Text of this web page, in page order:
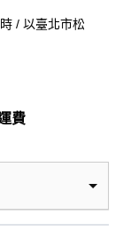
/ 以臺北市松
費